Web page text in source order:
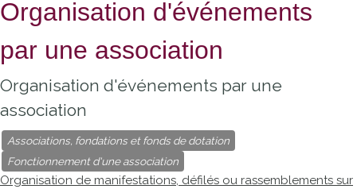
Organisation d'événements
par une association
Organisation d'événements par une
association
Associations, fondations et fonds de dotation
Fonctionnement d'une association
Organisation de manifestations, défilés ou rassemblements sur